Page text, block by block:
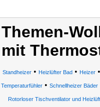
Themen-
mit
Standheizer • Heizlüfter Bad • Heizer
Temperaturfühler• Schnellheizer Bäder
Rotorloser Tischventilator und